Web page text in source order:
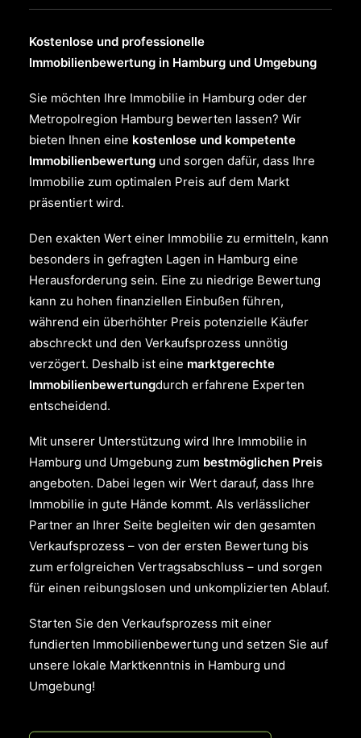
Kostenlose und professionelle
Immobilienbewertung in Hamburg und Umgebung
Sie möchten Ihre Immobilie in Hamburg oder der
Metropolregion Hamburg bewerten lassen? Wir
bieten Ihnen eine kostenlose und kompetente
Immobilienbewertung und sorgen dafür, dass Ihre
Immobilie zum optimalen Preis auf dem Markt
präsentiert wird.
Den exakten Wert einer Immobilie zu ermitteln, kann
besonders in gefragten Lagen in Hamburg eine
Herausforderung sein. Eine zu niedrige Bewertung
kann zu hohen finanziellen Einbußen führen,
während ein überhöhter Preis potenzielle Käufer
abschreckt und den Verkaufsprozess unnötig
verzögert. Deshalb ist eine marktgerechte
Immobilienbewertungdurch erfahrene Experten
entscheidend.
Mit unserer Unterstützung wird Ihre Immobilie in
Hamburg und Umgebung zum bestmöglichen Preis
angeboten. Dabei legen wir Wert darauf, dass Ihre
Immobilie in gute Hände kommt. Als verlässlicher
Partner an Ihrer Seite begleiten wir den gesamten
Verkaufsprozess – von der ersten Bewertung bis
zum erfolgreichen Vertragsabschluss – und sorgen
für einen reibungslosen und unkomplizierten Ablauf.
Starten Sie den Verkaufsprozess mit einer
fundierten Immobilienbewertung und setzen Sie auf
unsere lokale Marktkenntnis in Hamburg und
Umgebung!